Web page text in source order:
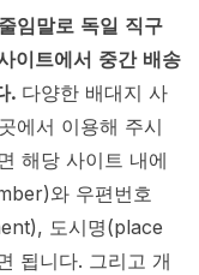
임말로 독일 직구
이트에서 중간 배송
. 다양한 배대지 사
에서 이용해 주시
해당 사이트 내에
와 우편번호
도시명(place
됩니다. 그리고 개